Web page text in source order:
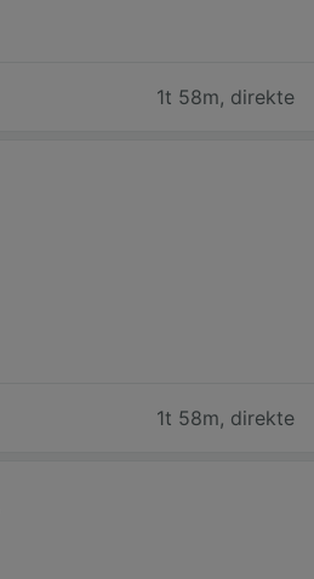
1t 58m, direkte
1t 58m, direkte